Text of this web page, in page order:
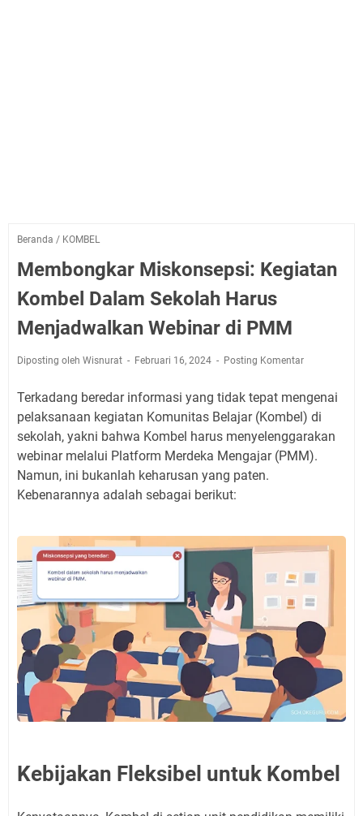
Beranda / KOMBEL
Membongkar Miskonsepsi: Kegiatan
Kombel Dalam Sekolah Harus
Menjadwalkan Webinar di PMM
Diposting oleh Wisnurat Februari 16, 2024 Posting Komentar
Terkadang beredar informasi yang tidak tepat mengenai
pelaksanaan kegiatan Komunitas Belajar (Kombel) di
sekolah, yakni bahwa Kombel harus menyelenggarakan
webinar melalui Platform Merdeka Mengajar (PMM).
Namun, ini bukanlah keharusan yang paten.
Kebenarannya adalah sebagai berikut:
Kebijakan Fleksibel untuk Kombel